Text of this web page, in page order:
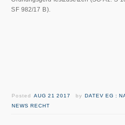
SF 982/17 B).
PostedAUG 21 2017 byDATEV EG :
NEWS RECHT